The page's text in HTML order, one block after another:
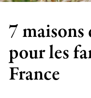
7 maisons
pour les
France